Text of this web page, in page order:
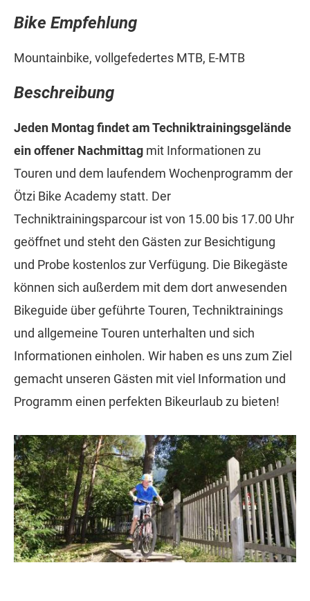
Bike Empfehlung
Mountainbike, vollgefedertes MTB, E-MTB
Beschreibung
Jeden Montag findet am Techniktrainingsgelände
ein offener Nachmittag mit Informationen zu
Touren und dem laufendem Wochenprogramm der
Ötzi Bike Academy statt. Der
Techniktrainingsparcour ist von 15.00 bis 17.00 Uhr
geöffnet und steht den Gästen zur Besichtigung
und Probe kostenlos zur Verfügung. Die Bikegäste
können sich außerdem mit dem dort anwesenden
Bikeguide über geführte Touren, Techniktrainings
und allgemeine Touren unterhalten und sich
Informationen einholen. Wir haben es uns zum Ziel
gemacht unseren Gästen mit viel Information und
Programm einen perfekten Bikeurlaub zu bieten!